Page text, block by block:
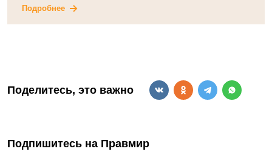
Подробнее
Поделитесь, это важно
Подпишитесь на Правмир